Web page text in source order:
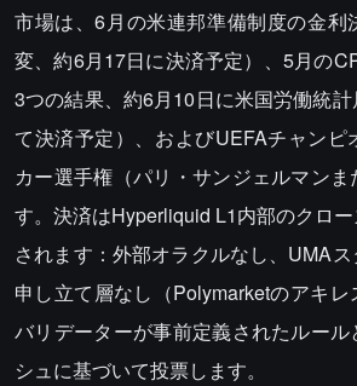
市場は、6月の米連邦準備制度の金利
変、約6月17日に決済予定）、5月の
3つの結果、約6月10日に米国労働統
て決済予定）、およびUEFAチャンピ
カー選手権（パリ・サンジェルマン
す。決済はHyperliquid L1内部のクロ
されます：外部オラクルなし、UMA
申し立て層なし（Polymarketのアキレ
バリデーターが事前定義されたルー
シュに基づいて投票します。